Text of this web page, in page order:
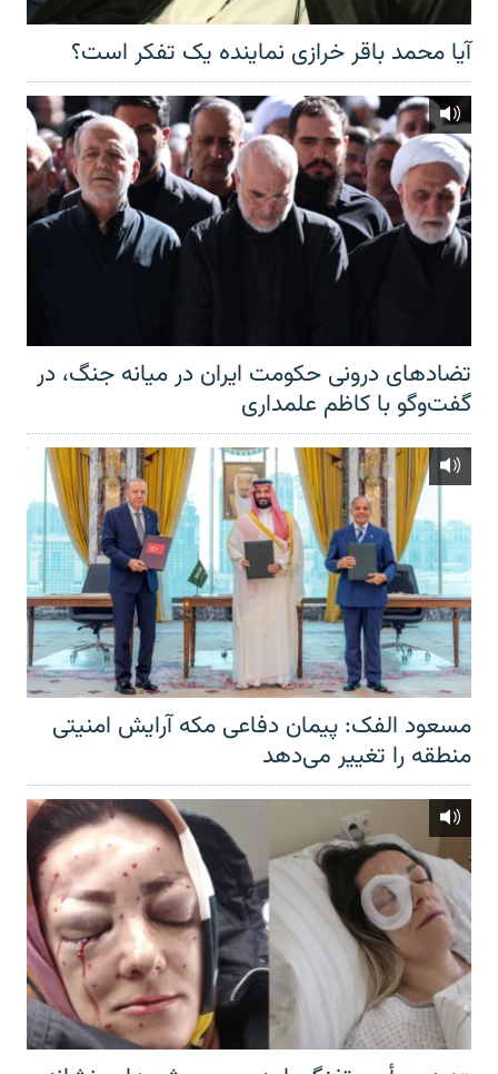
آیا محمد باقر خرازی نماینده یک تفکر است؟
تضادهای درونی حکومت ایران در میانه جنگ، در
گفت‌‌وگو با کاظم علمداری
مسعود الفک: پیمان دفاعی مکه آرایش امنیتی
منطقه را تغییر می‌دهد